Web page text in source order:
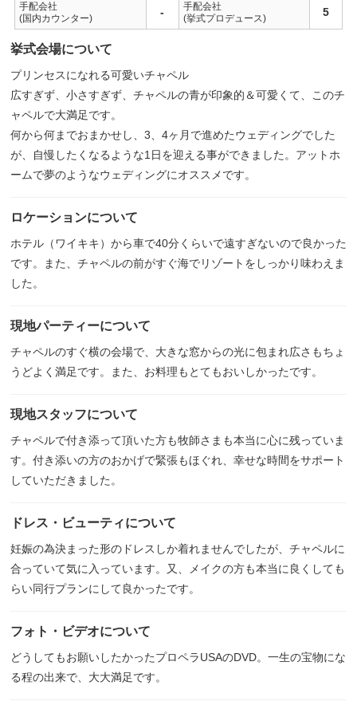
手配会社
(国内カウンター)
-
手配会社
(挙式プロデュース)
5
挙式会場について
プリンセスになれる可愛いチャペル
広すぎず、小さすぎず、チャペルの青が印象的＆可愛くて、このチ
ャペルで大満足です。
何から何までおまかせし、3、4ヶ月で進めたウェディングでした
が、自慢したくなるような1日を迎える事ができました。アットホ
ームで夢のようなウェディングにオススメです。
ロケーションについて
ホテル（ワイキキ）から車で40分くらいで遠すぎないので良かった
です。また、チャペルの前がすぐ海でリゾートをしっかり味わえま
した。
現地パーティーについて
チャペルのすぐ横の会場で、大きな窓からの光に包まれ広さもちょ
うどよく満足です。また、お料理もとてもおいしかったです。
現地スタッフについて
チャペルで付き添って頂いた方も牧師さまも本当に心に残っていま
す。付き添いの方のおかげで緊張もほぐれ、幸せな時間をサポート
していただきました。
ドレス・ビューティについて
妊娠の為決まった形のドレスしか着れませんでしたが、チャペルに
合っていて気に入っています。又、メイクの方も本当に良くしても
らい同行プランにして良かったです。
フォト・ビデオについて
どうしてもお願いしたかったプロペラUSAのDVD。一生の宝物にな
る程の出来で、大大満足です。